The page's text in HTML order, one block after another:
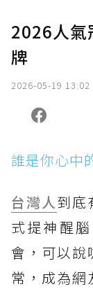
2026人氣
牌
2026-05-19 13:02
誰是你心中
台灣人到底
式提神醒
會，可以說
常，成為